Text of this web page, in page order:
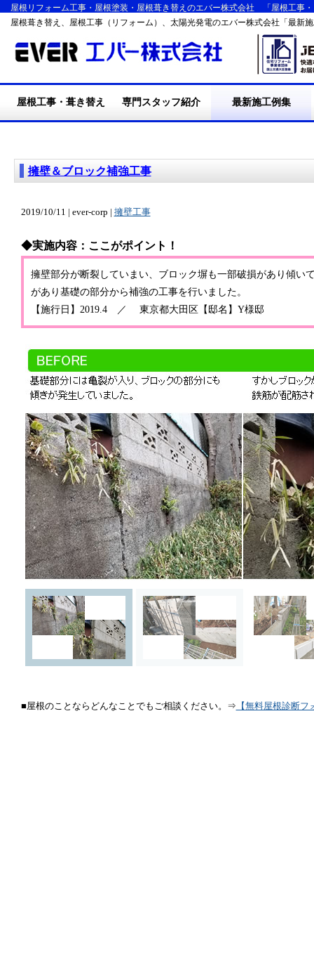
屋根リフォーム工事・屋根塗装・屋根葺き替えのエバー株式会社 「屋根工事
屋根葺き替え、屋根工事（リフォーム）、太陽光発電のエバー株式会社「最新
屋根工事・葺き替え 専門スタッフ紹介 最新施工例集
擁壁＆ブロック補強工事
2019/10/11 | ever-corp | 擁壁工事
◆実施内容：ここがポイント！
擁壁部分が断裂していまい、ブロック塀も一部破損があり傾い
があり基礎の部分から補強の工事を行いました。
【施行日】2019.4 ／ 東京都大田区【邸名】Y様邸
■屋根のことならどんなことでもご相談ください。⇒ 【無料屋根診断フ